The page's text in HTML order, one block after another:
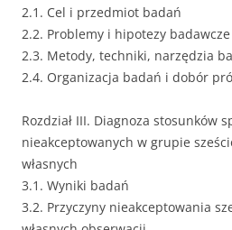
2.1. Cel i przedmiot badań
2.2. Problemy i hipotezy badawcze
2.3. Metody, techniki, narzędzia
2.4. Organizacja badań i dobór
Rozdział III. Diagnoza stosunków
nieakceptowanych w grupie
własnych
3.1. Wyniki badań
3.2. Przyczyny nieakceptowania